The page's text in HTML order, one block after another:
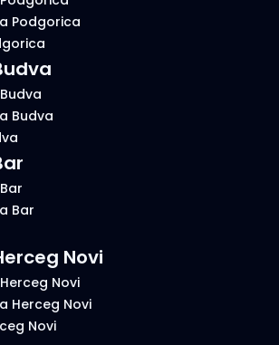
Podgorica
Budva
Bar
Novi
Novi
Herceg Novi
Novi